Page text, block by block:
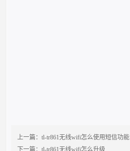
上一篇：tl-tr861无线wifi怎么使用短信功能
下一篇：tl-tr861无线wifi怎么升级